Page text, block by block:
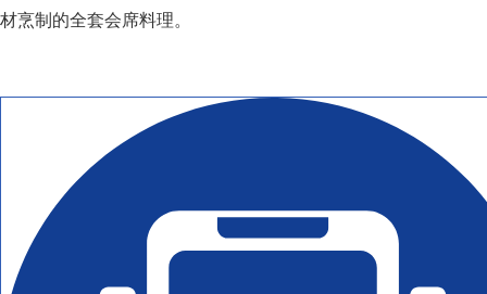
材烹制的全套会席料理。